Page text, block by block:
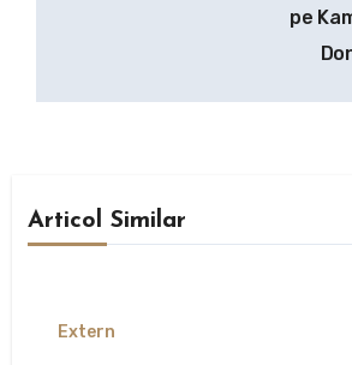
pe
Articol Similar
Extern